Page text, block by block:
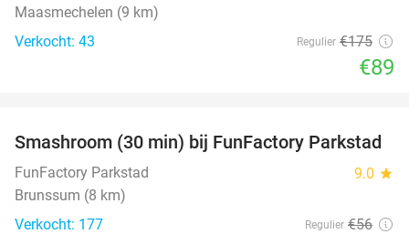
Maasmechelen (9 km)
Verkocht: 43
Regulier €175
€89
47%
Smashroom (30 min) bij FunFactory Parkstad
FunFactory Parkstad 9.0 star
Brunssum (8 km)
Verkocht: 177
Regulier €56